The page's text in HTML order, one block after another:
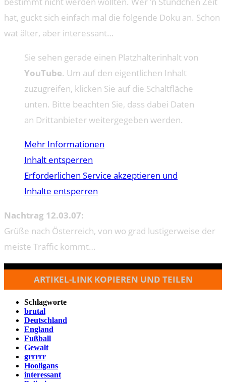
hat, guckt sich einfach mal die folgende Doku an. Schon
wat älter, aber interessant…
Sie sehen gerade einen Platzhalterinhalt von
YouTube. Um auf den eigentlichen Inhalt
zuzugreifen, klicken Sie auf die Schaltfläche
unten. Bitte beachten Sie, dass dabei Daten
an Drittanbieter weitergegeben werden.
Mehr Informationen
Inhalt entsperren
Erforderlichen Service akzeptieren und
Inhalte entsperren
Nachtrag 12.03.07:
Grüße nach Österreich, von wo grad lustigerweise der
meiste Traffic kommt…
ARTIKEL-LINK KOPIEREN UND TEILEN
Schlagworte
brutal
Deutschland
England
Fußball
Gewalt
grrrrr
Hooligans
interessant